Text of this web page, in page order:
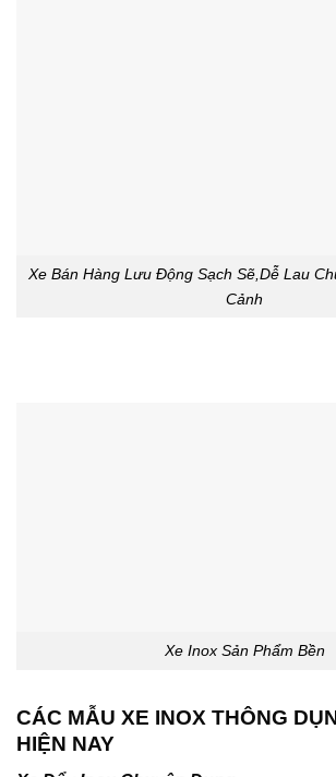
Xe Bán Hàng Lưu Động Sạch Sẽ,Dễ Lau
Cảnh
Xe Inox Sản Phẩm Bền
CÁC MẪU XE INOX THÔNG
HIỆN NAY